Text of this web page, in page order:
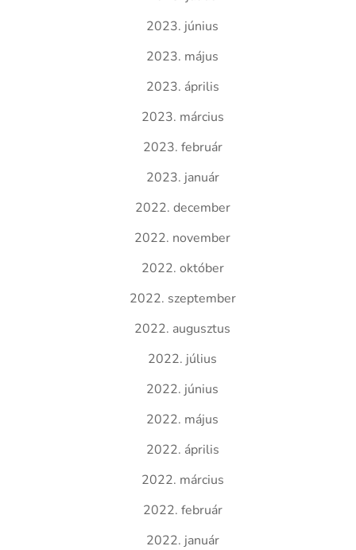
2023. június
2023. május
2023. április
2023. március
2023. február
2023. január
2022. december
2022. november
2022. október
2022. szeptember
2022. augusztus
2022. július
2022. június
2022. május
2022. április
2022. március
2022. február
2022. január